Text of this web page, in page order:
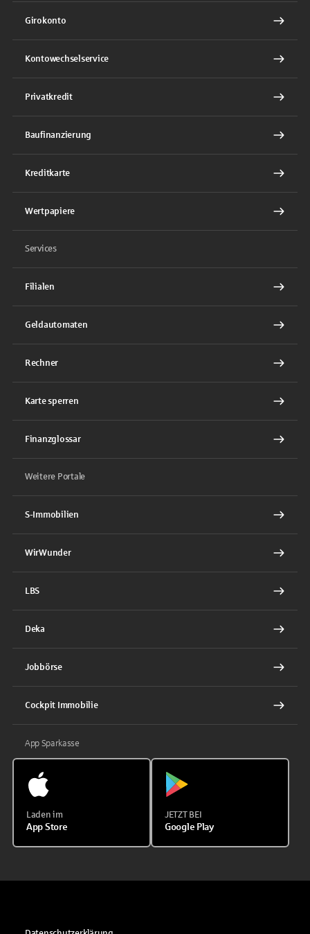
Girokonto
Kontowechselservice
Privatkredit
Baufinanzierung
Kreditkarte
Wertpapiere
Services
Filialen
Geldautomaten
Rechner
Karte sperren
Finanzglossar
Weitere Portale
S-Immobilien
WirWunder
LBS
Deka
Jobbörse
Cockpit Immobilie
App Sparkasse
Laden im
App Store
JETZT BEI
Google Play